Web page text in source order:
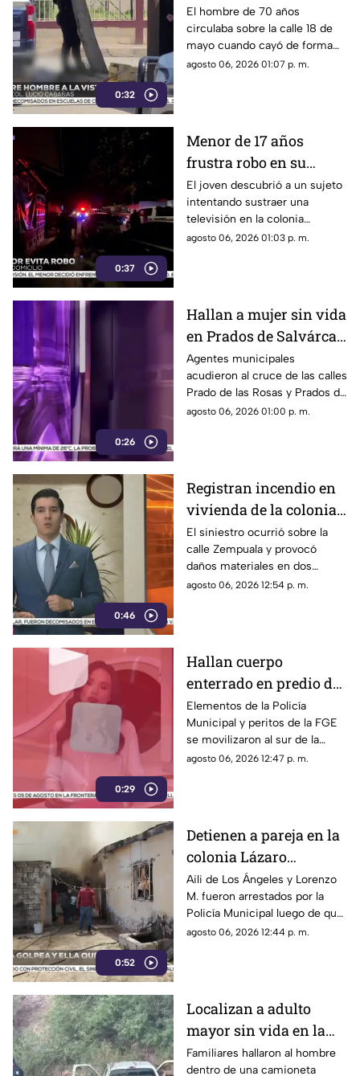
0:32
pierde la vida en la
colonia Lucio Cabañas
El hombre de 70 años
circulaba sobre la calle 18 de
mayo cuando cayó de forma
repentina; paramédicos
agosto 06, 2026 01:07 p. m.
0:37
Menor de 17 años
frustra robo en su
domicilio de
Cuauhtémoc; resulta
herido de la mano
El joven descubrió a un sujeto
intentando sustraer una
televisión en la colonia
Reforma; tras forcejear con el
agosto 06, 2026 01:03 p. m.
0:26
Hallan a mujer sin vida
en Prados de Salvárcar;
cuerpo no presentaba
huellas de violencia
Agentes municipales
acudieron al cruce de las calles
Prado de las Rosas y Prados de
Azucenas tras el reporte del
agosto 06, 2026 01:00 p. m.
0:46
Registran incendio en
vivienda de la colonia
Fronteriza; bomberos
controlan las llamas
El siniestro ocurrió sobre la
calle Zempuala y provocó
daños materiales en dos
habitaciones; Protección Civil
agosto 06, 2026 12:54 p. m.
0:29
Hallan cuerpo
enterrado en predio de
la colonia División del
Norte en Chihuahua
Elementos de la Policía
Municipal y peritos de la FGE
se movilizaron al sur de la
capital tras el descubrimiento
agosto 06, 2026 12:47 p. m.
0:52
Detienen a pareja en la
colonia Lázaro
Cárdenas tras riña,
agresión física y un
incendio
Aili de Los Ángeles y Lorenzo
M. fueron arrestados por la
Policía Municipal luego de que
el hombre agrediera a la mujer
agosto 06, 2026 12:44 p. m.
Localizan a adulto
mayor sin vida en la
carretera de
Familiares hallaron al hombre
dentro de una camioneta